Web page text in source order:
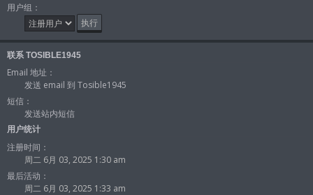
用户组：
联系 TOSIBLE1945
Email 地址：
发送 email 到 Tosible1945
短信：
发送站内短信
用户统计
注册时间：
周二 6月 03, 2025 1:30 am
最后活动：
周二 6月 03, 2025 1:33 am